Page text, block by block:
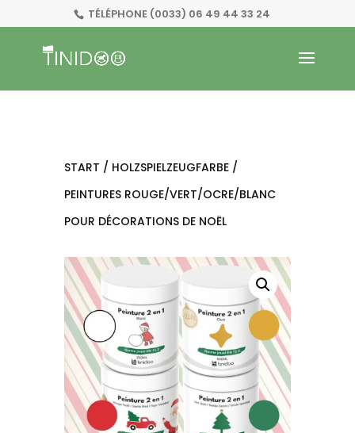
TÉLÉPHONE (0033) 06 49 44 33 24
START / HOLZSPIELZEUGFARBE/
PEINTURES ROUGE/VERT/OCRE/BLANC
POUR DÉCORATIONS DE NOËL